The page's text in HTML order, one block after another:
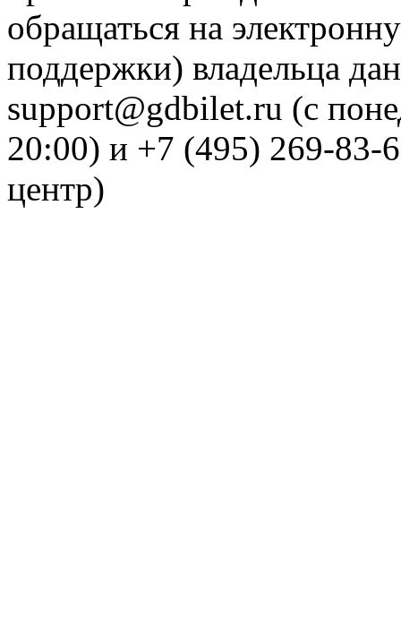
обращаться на
поддержки) владельца
support@gdbilet.ru (с
20:00) и +7 (495) 269-83-
центр)